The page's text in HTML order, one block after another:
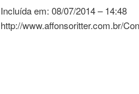
Incluída em: 08/07/2014 – 14:48
http://www.affonsoritter.com.br/